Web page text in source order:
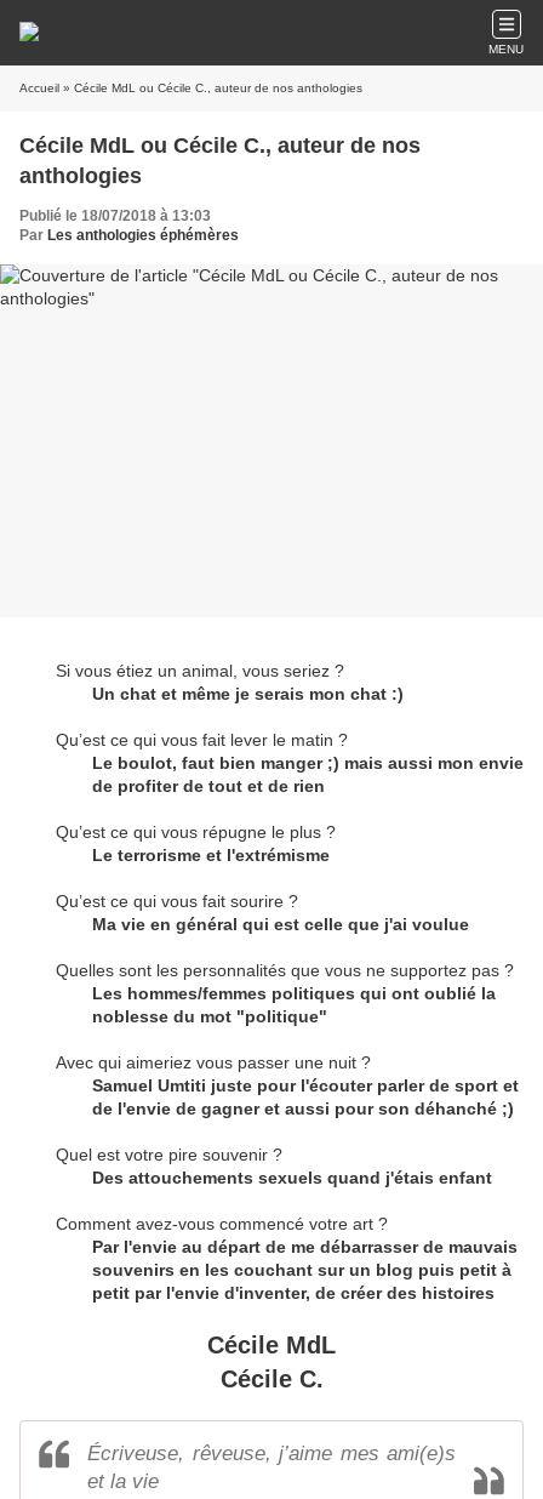
MENU
Accueil » Cécile MdL ou Cécile C., auteur de nos anthologies
Cécile MdL ou Cécile C., auteur de nos
anthologies
Publié le 18/07/2018 à 13:03
Par Les anthologies éphémères
Si vous étiez un animal, vous seriez ?
Un chat et même je serais mon chat :)
Qu’est ce qui vous fait lever le matin ?
Le boulot, faut bien manger ;) mais aussi mon envie
de profiter de tout et de rien
Qu’est ce qui vous répugne le plus ?
Le terrorisme et l'extrémisme
Qu’est ce qui vous fait sourire ?
Ma vie en général qui est celle que j'ai voulue
Quelles sont les personnalités que vous ne supportez pas ?
Les hommes/femmes politiques qui ont oublié la
noblesse du mot "politique"
Avec qui aimeriez vous passer une nuit ?
Samuel Umtiti juste pour l'écouter parler de sport et
de l'envie de gagner et aussi pour son déhanché ;)
Quel est votre pire souvenir ?
Des attouchements sexuels quand j'étais enfant
Comment avez-vous commencé votre art ?
Par l'envie au départ de me débarrasser de mauvais
souvenirs en les couchant sur un blog puis petit à
petit par l'envie d'inventer, de créer des histoires
Cécile MdL
Cécile C.
Écriveuse, rêveuse, j’aime mes ami(e)s
et la vie